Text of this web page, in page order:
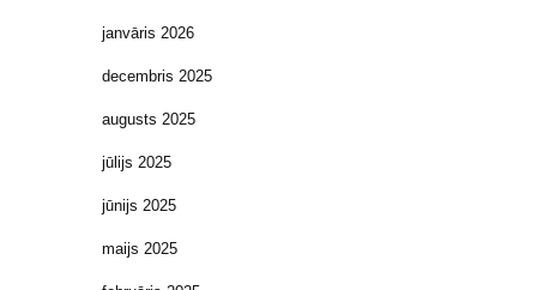
janvāris 2026
decembris 2025
augusts 2025
jūlijs 2025
jūnijs 2025
maijs 2025